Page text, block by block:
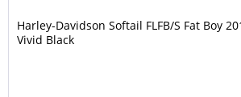
Harley-Davidson Softail FLFB/S Fat Boy
Vivid Black